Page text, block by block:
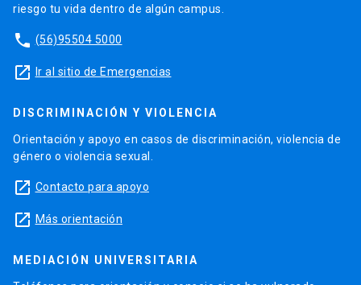
riesgo tu vida dentro de algún campus.
phone (56)95504 5000
launch Ir al sitio de Emergencias
DISCRIMINACIÓN Y VIOLENCIA
Orientación y apoyo en casos de discriminación, violencia de
género o violencia sexual.
launch Contacto para apoyo
launch Más orientación
MEDIACIÓN UNIVERSITARIA